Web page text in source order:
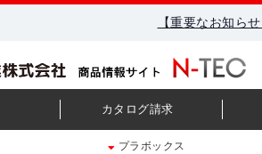
【重要なお知ら
カタログ請求
プラボックス